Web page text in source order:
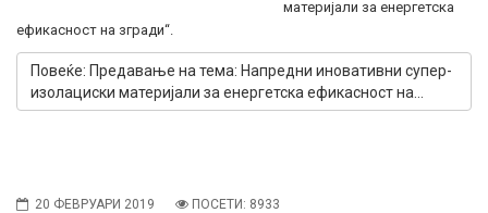
материјали за енергетска
ефикасност на згради“.
Повеќе: Предавање на тема: Напредни иновативни супер-
изолациски материјали за енергетска ефикасност на...
20 ФЕВРУАРИ 2019 ПОСЕТИ: 8933